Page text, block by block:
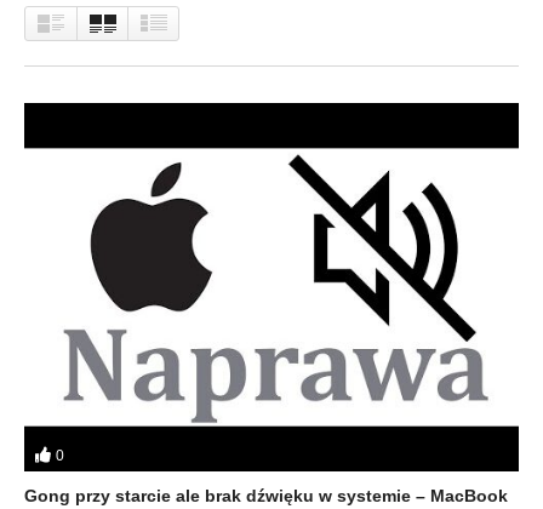
0
Gong przy starcie ale brak dźwięku w systemie – MacBook